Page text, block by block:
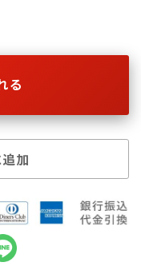
る
加